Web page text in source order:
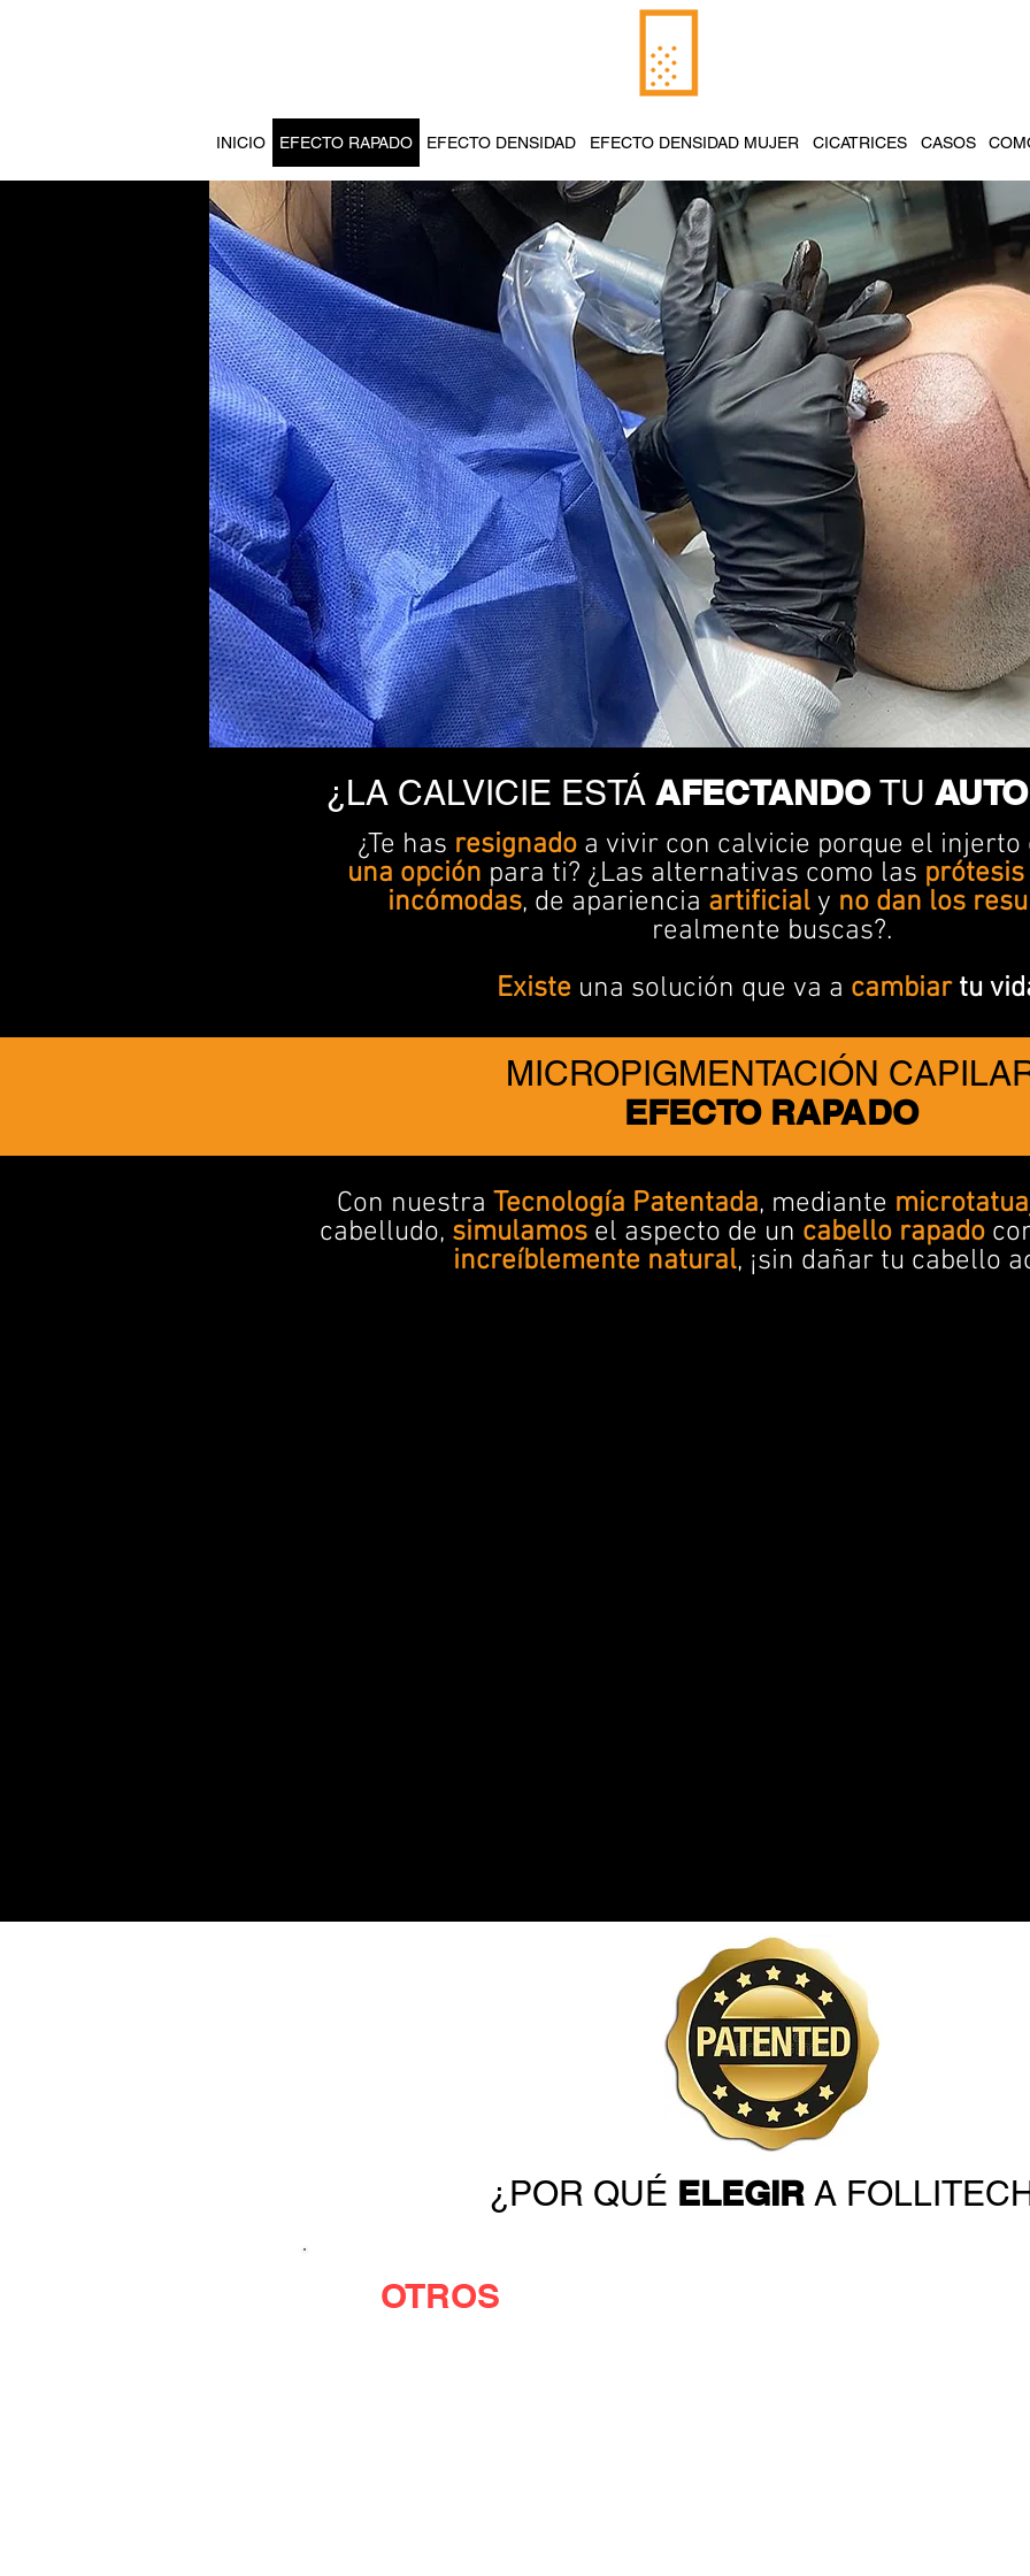
¿LA CALVICIE ESTÁ AFECTANDO TU
¿Te has resignadoa vivir con calvicie porque el
una opción para ti? ¿Las alternativas como las
incómodas, de apariencia artificial y no dan los
realmente buscas?.
Existe una solución que va a cambiar tu
MICROPIGMENTACIÓN
EFECTO RAPADO
Con nuestra Tecnología Patentada, mediante
cabelludo, simulamosel aspecto de un cabello rapado
increíblemente natural, ¡sin dañar tu cabello
¿POR QUÉ ELEGIR A
OTROS
INICIO EFECTO RAPADO EFECTO DENSIDAD EFECTO DENSIDAD MUJER CICATRICES CASOS